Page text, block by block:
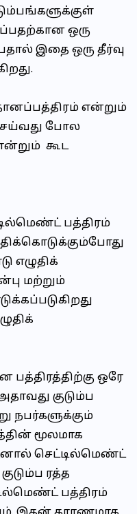
ஒரு
இதை ஒரு தீர்வு
என்றும்
போல
கூட
பத்திரம்
எழுதிக்
மற்றும்
பத்திரத்திற்கு ஒரே
குடும்ப
நபர்களுக்கும்
மூலமாக
செட்டில்மெண்ட்
ரத்த
பத்திரம்